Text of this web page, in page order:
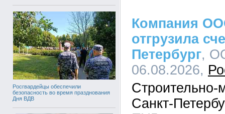
Росгвардейцы обеспечили
безопасность во время празднования
Дня ВДВ
Компания
отгрузила
Петербург,
06.08.2026,
Строительно-
Санкт-